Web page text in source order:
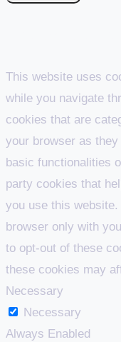
This website uses
while you navigate
cookies that are
your browser as
basic functionalities
party cookies that
you use this
browser only with
to opt-out of these
these cookies may
Necessary
Necessary
Always Enabled